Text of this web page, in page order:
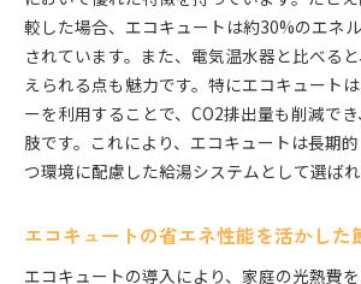
較した場合、エコキュートは約30%のエネ
されています。また、電気温水器と比べる
えられる点も魅力です。特にエコキュート
ーを利用することで、CO2排出量も削減で
肢です。これにより、エコキュートは長期
つ環境に配慮した給湯システムとして選ばれ
エコキュートの省エネ性能を活かした
エコキュートの導入により、家庭の光熱費